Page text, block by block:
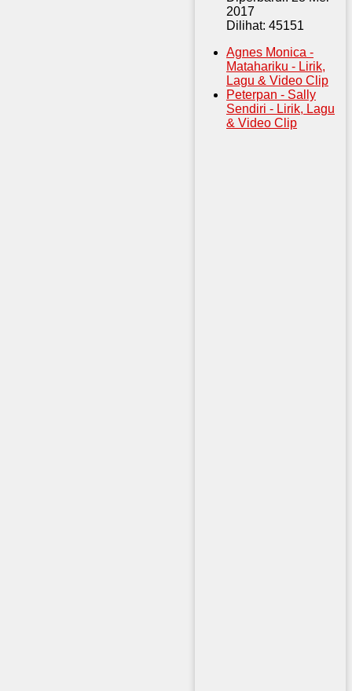
2017
Dilihat: 45151
Agnes Monica -
Matahariku - Lirik,
Lagu & Video Clip
Peterpan - Sally
Sendiri - Lirik, Lagu
& Video Clip